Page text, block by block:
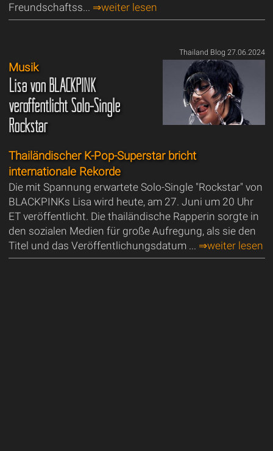
Freundschaftss... ⇒weiter lesen
Thailand Blog 27.06.2024
Musik
Lisa von BLACKPINK
veröffentlicht Solo-Single
Rockstar
Thailändischer K-Pop-Superstar bricht
internationale Rekorde
Die mit Spannung erwartete Solo-Single "Rockstar" von
BLACKPINKs Lisa wird heute, am 27. Juni um 20 Uhr
ET veröffentlicht. Die thailändische Rapperin sorgte in
den sozialen Medien für große Aufregung, als sie den
Titel und das Veröffentlichungsdatum ... ⇒weiter lesen